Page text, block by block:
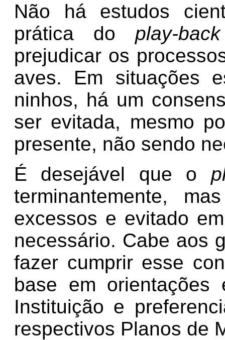
Não há estudos
prática do play-back
prejudicar os
aves. Em situações
ninhos, há um
ser evitada, mesmo
presente, não sendo
É desejável que o
terminantemente,
excessos e evitado
necessário. Cabe aos
fazer cumprir esse
base em orientações
Instituição e
respectivos Planos de